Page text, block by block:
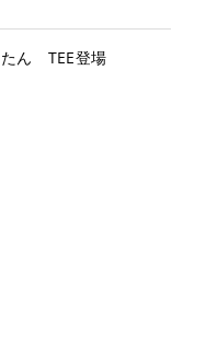
たん TEE登場